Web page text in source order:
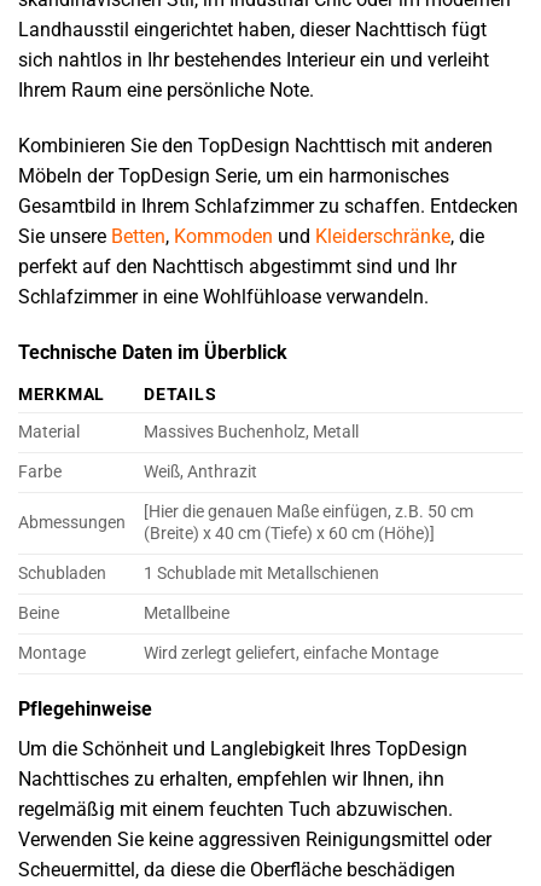
Landhausstil eingerichtet haben, dieser Nachttisch fügt
sich nahtlos in Ihr bestehendes Interieur ein und verleiht
Ihrem Raum eine persönliche Note.
Kombinieren Sie den TopDesign Nachttisch mit anderen
Möbeln der TopDesign Serie, um ein harmonisches
Gesamtbild in Ihrem Schlafzimmer zu schaffen. Entdecken
Sie unsere Betten, Kommoden und Kleiderschränke, die
perfekt auf den Nachttisch abgestimmt sind und Ihr
Schlafzimmer in eine Wohlfühloase verwandeln.
Technische Daten im Überblick
MERKMAL
DETAILS
Material
Massives Buchenholz, Metall
Farbe
Weiß, Anthrazit
Abmessungen
[Hier die genauen Maße einfügen, z.B. 50 cm
(Breite) x 40 cm (Tiefe) x 60 cm (Höhe)]
Schubladen
1 Schublade mit Metallschienen
Beine
Metallbeine
Montage
Wird zerlegt geliefert, einfache Montage
Pflegehinweise
Um die Schönheit und Langlebigkeit Ihres TopDesign
Nachttisches zu erhalten, empfehlen wir Ihnen, ihn
regelmäßig mit einem feuchten Tuch abzuwischen.
Verwenden Sie keine aggressiven Reinigungsmittel oder
Scheuermittel, da diese die Oberfläche beschädigen